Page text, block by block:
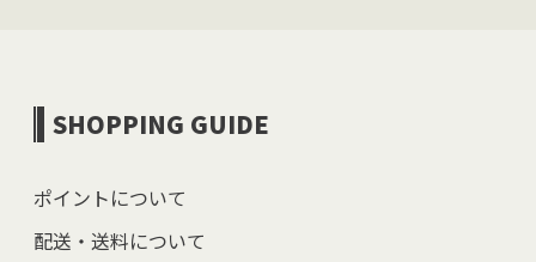
SHOPPING GUIDE
ポイントについて
配送・送料について